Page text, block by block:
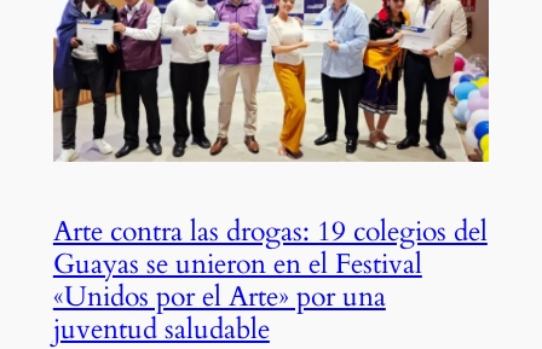
Arte contra las drogas: 19 colegios del
Guayas se unieron en el Festival
«Unidos por el Arte» por una
juventud saludable